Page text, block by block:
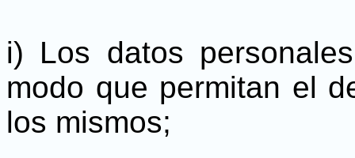
i) Los datos
modo que permitan el
los mismos;